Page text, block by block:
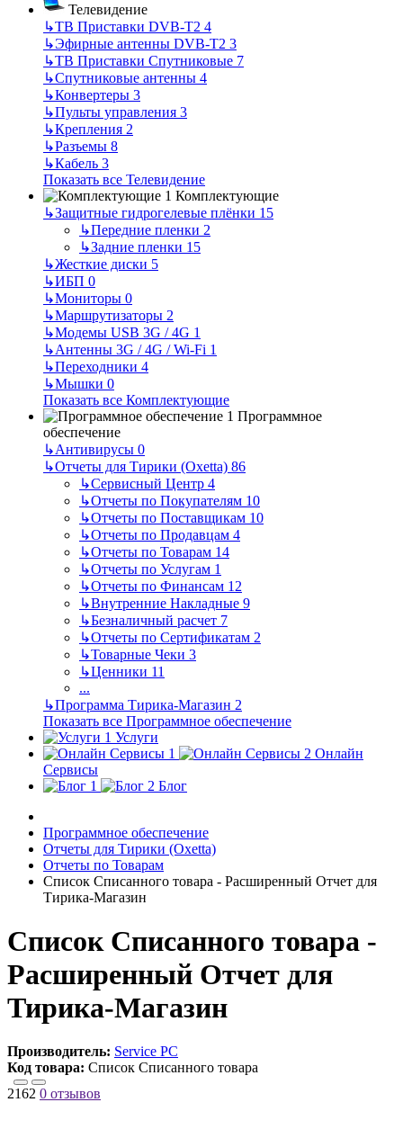
Телевидение
↳ТВ Приставки DVB-T2 4
↳Эфирные антенны DVB-T2 3
↳ТВ Приставки Спутниковые 7
↳Спутниковые антенны 4
↳Конвертеры 3
↳Пульты управления 3
↳Крепления 2
↳Разъемы 8
↳Кабель 3
Показать все Телевидение
Комплектующие
↳Защитные гидрогелевые плёнки 15
↳Передние пленки 2
↳Задние пленки 15
↳Жесткие диски 5
↳ИБП 0
↳Мониторы 0
↳Маршрутизаторы 2
↳Модемы USB 3G / 4G 1
↳Антенны 3G / 4G / Wi-Fi 1
↳Переходники 4
↳Мышки 0
Показать все Комплектующие
Программное
обеспечение
↳Антивирусы 0
↳Отчеты для Тирики (Oxetta) 86
↳Сервисный Центр 4
↳Отчеты по Покупателям 10
↳Отчеты по Поставщикам 10
↳Отчеты по Продавцам 4
↳Отчеты по Товарам 14
↳Отчеты по Услугам 1
↳Отчеты по Финансам 12
↳Внутренние Накладные 9
↳Безналичный расчет 7
↳Отчеты по Сертификатам 2
↳Товарные Чеки 3
↳Ценники 11
...
↳Программа Тирика-Магазин 2
Показать все Программное обеспечение
Услуги
Онлайн
Сервисы
Блог
Программное обеспечение
Отчеты для Тирики (Oxetta)
Отчеты по Товарам
Список Списанного товара - Расширенный Отчет для
Тирика-Магазин
Список Списанного товара -
Расширенный Отчет для
Тирика-Магазин
Производитель: Service PC
Код товара: Список Списанного товара
2162 0 отзывов